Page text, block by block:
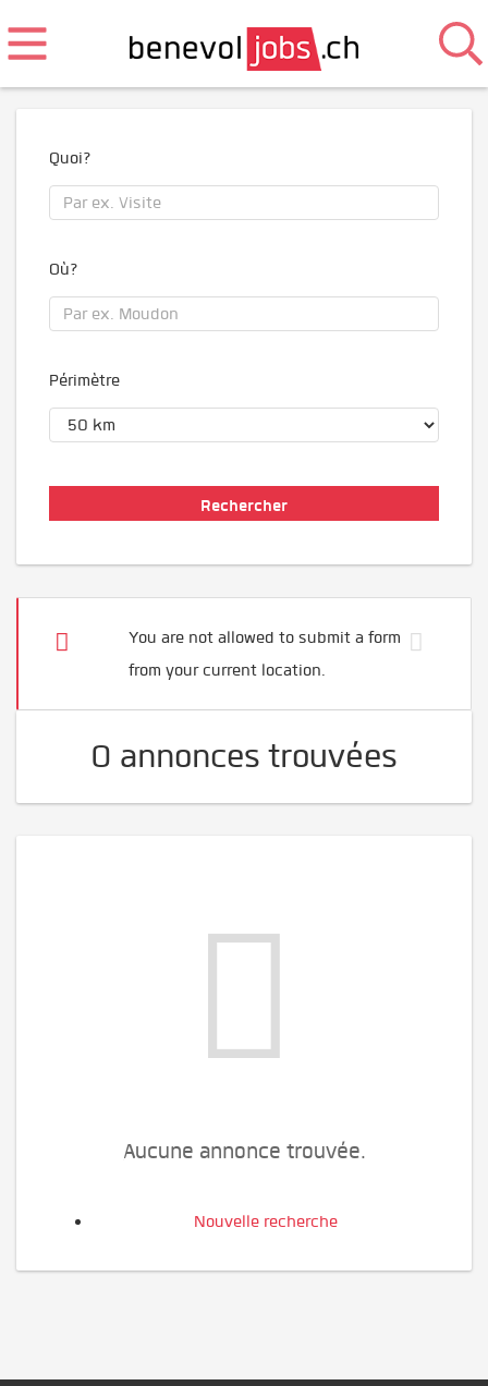
Quoi?
Où?
Périmètre
You are not allowed to submit a form
from your current location.
0 annonces trouvées
Aucune annonce trouvée.
Nouvelle recherche